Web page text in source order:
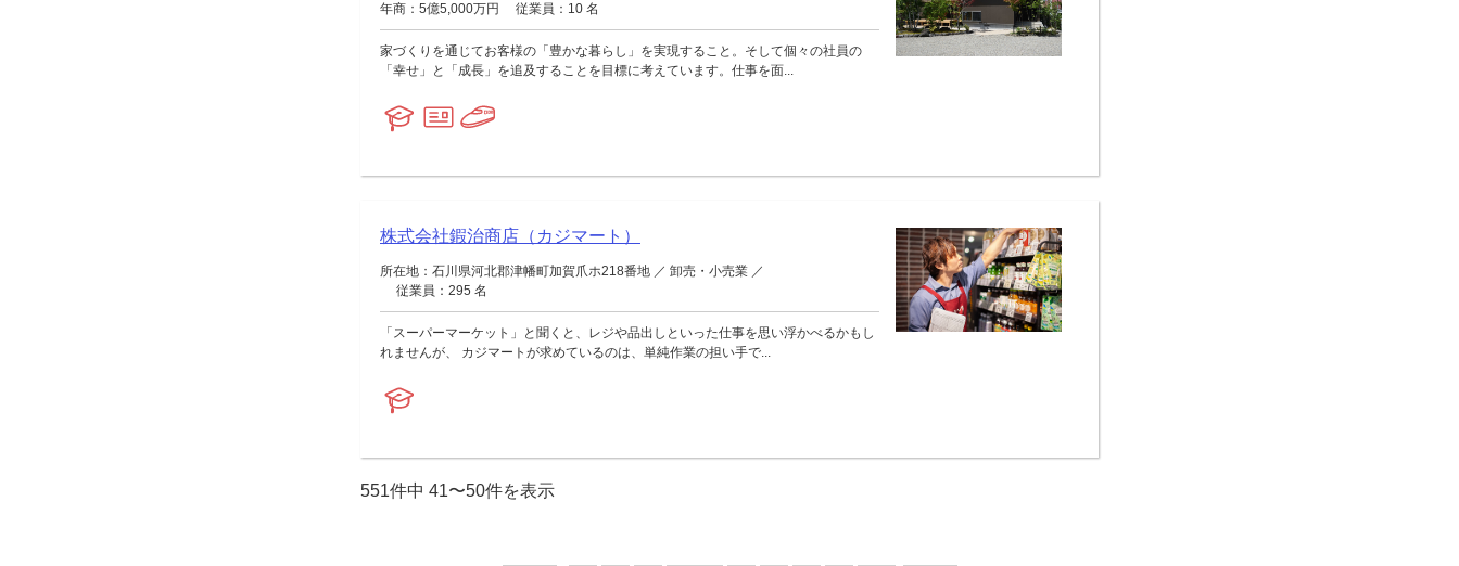
年商：5億5,000万円 従業員：10 名
家づくりを通じてお客様の「豊かな暮らし」を実現すること。そして個々の社員の
「幸せ」と「成長」を追及することを目標に考えています。仕事を面...
株式会社鍜治商店（カジマート）
所在地：石川県河北郡津幡町加賀爪ホ218番地 ／ 卸売・小売業 ／
従業員：295 名
「スーパーマーケット」と聞くと、レジや品出しといった仕事を思い浮かべるかもし
れませんが、 カジマートが求めているのは、単純作業の担い手で...
551件中 41〜50件を表示